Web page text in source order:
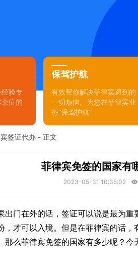
经验专
症的
保驾护航
有效帮你解决菲律宾遇到的
一切烦恼。为您在菲律宾业
务“保驾护航”
签证代办 - 正文
菲律宾免签的国家
2023-05-31 10:35:02
出门在外的话，签证可以说是最为
，才可以入境。但是在菲律宾的话
那么菲律宾免签的国家有多少呢？